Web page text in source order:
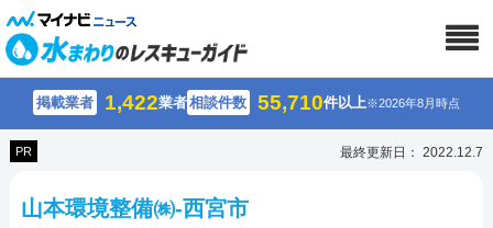
掲載業者 1,422業者相談件数 55,710件以上※2026年8月時点
PR 最終更新日： 2022.12.7
山本環境整備㈱-西宮市